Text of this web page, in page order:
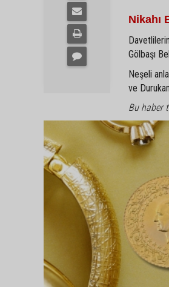
Nikahı
Gölbaşı
Neşeli
ve
Bu haber